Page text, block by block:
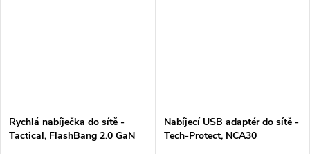
Rychlá nabíječka do sítě -
Tactical, FlashBang 2.0 GaN
Nabíjecí USB adaptér do sítě -
Tech-Protect, NCA30